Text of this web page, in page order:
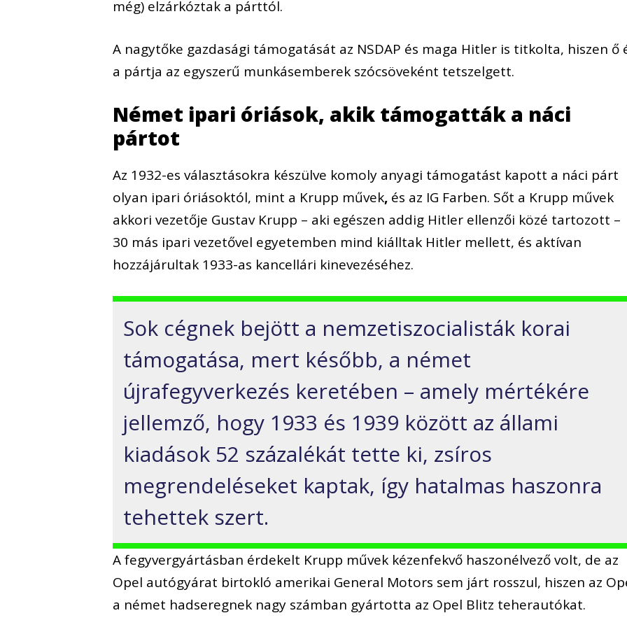
még) elzárkóztak a párttól.
A nagytőke gazdasági támogatását az NSDAP és maga Hitler is titkolta, hiszen ő
a pártja az egyszerű munkásemberek szócsöveként tetszelgett.
Német ipari óriások, akik támogatták a náci
pártot
Az 1932-es választásokra készülve komoly anyagi támogatást kapott a náci párt
olyan ipari óriásoktól, mint a Krupp művek, és az IG Farben. Sőt a Krupp művek
akkori vezetője Gustav Krupp – aki egészen addig Hitler ellenzői közé tartozott –
30 más ipari vezetővel egyetemben mind kiálltak Hitler mellett, és aktívan
hozzájárultak 1933-as kancellári kinevezéséhez.
Sok cégnek bejött a nemzetiszocialisták korai
támogatása, mert később, a német
újrafegyverkezés keretében – amely mértékére
jellemző, hogy 1933 és 1939 között az állami
kiadások 52 százalékát tette ki, zsíros
megrendeléseket kaptak, így hatalmas haszonra
tehettek szert.
A fegyvergyártásban érdekelt Krupp művek kézenfekvő haszonélvező volt, de az
Opel autógyárat birtokló amerikai General Motors sem járt rosszul, hiszen az
a német hadseregnek nagy számban gyártotta az Opel Blitz teherautókat.